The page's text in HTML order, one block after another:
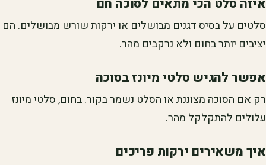
איזה סלט הכי מתאים לסוכה חם
סלטים על בסיס דגנים מבושלים או ירקות שורש מבושלים. הם
יציבים יותר בחום ולא נרקבים מהר.
אפשר להגיש סלטי מיונז בסוכה
רק אם הסוכה מצוננת או הסלט נשמר בקור. בחום, סלטי מיונז
עלולים להתקלקל מהר.
איך משאירים ירקות פריכים